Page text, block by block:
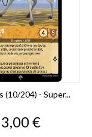
(10/204) - Super...
Prix
3,00 €